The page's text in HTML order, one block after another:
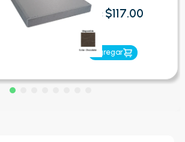
Oferta: $117.00
Agregar